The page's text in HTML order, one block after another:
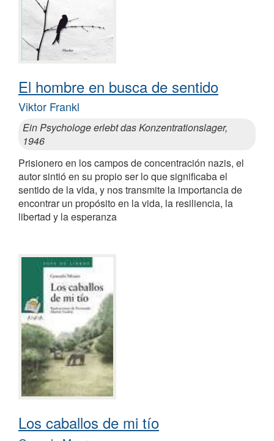
El hombre en busca de sentido
Viktor Frankl
Ein Psychologe erlebt das Konzentrationslager,
1946
Prisionero en los campos de concentración nazis, el
autor sintió en su propio ser lo que significaba el
sentido de la vida, y nos transmite la importancia de
encontrar un propósito en la vida, la resiliencia, la
libertad y la esperanza
Los caballos de mi tío